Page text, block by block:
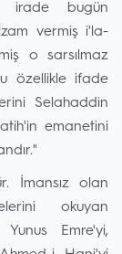
irade bugün
vermiş i'la-
o sarsılmaz
özellikle ifade
Selahaddin
emanetini
İmansız olan
okuyan
Emre'yi,